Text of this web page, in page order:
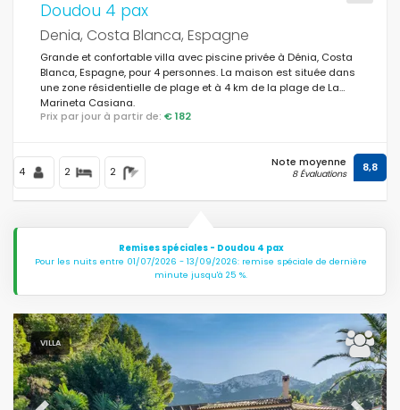
Doudou 4 pax
Denia, Costa Blanca, Espagne
Grande et confortable villa avec piscine privée à Dénia, Costa
Blanca, Espagne, pour 4 personnes. La maison est située dans
une zone résidentielle de plage et à 4 km de la plage de La
Marineta Casiana.
Prix par jour à partir de: € 182
4 2 2
Note moyenne
8 Évaluations 8,8
Remises spéciales - Doudou 4 pax
Pour les nuits entre 01/07/2026 - 13/09/2026: remise spéciale de dernière
minute jusqu'à 25 %.
VILLA